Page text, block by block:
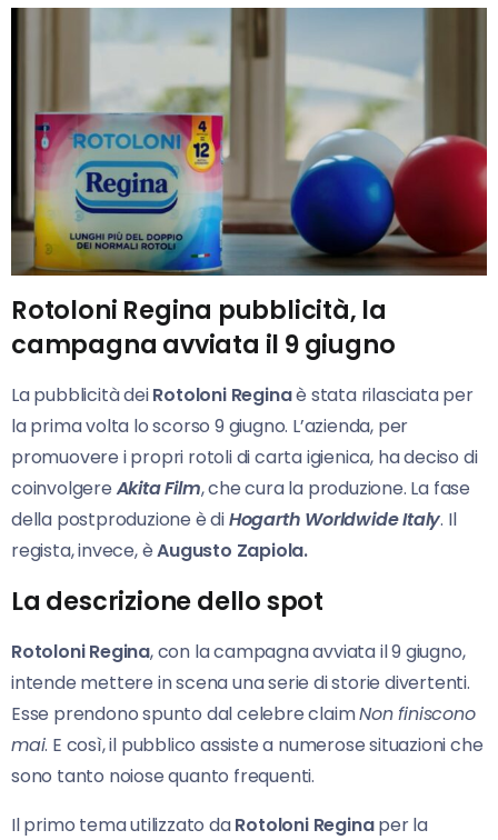
Rotoloni Regina pubblicità, la
campagna avviata il 9 giugno
La pubblicità deiRotoloni Reginaè stata rilasciata per
la prima volta lo scorso 9 giugno. L’azienda, per
promuovere i propri rotoli di carta igienica, ha deciso di
coinvolgereAkita Film, che cura la produzione. La fase
della postproduzione è diHogarth Worldwide Italy. Il
regista, invece, èAugusto Zapiola.
La descrizione dello spot
Rotoloni Regina, con la campagna avviata il 9 giugno,
intende mettere in scena una serie di storie divertenti.
Esse prendono spunto dal celebre claimNon finiscono
mai. E così, il pubblico assiste a numerose situazioni che
sono tanto noiose quanto frequenti.
Il primo tema utilizzato daRotoloni Reginaper la